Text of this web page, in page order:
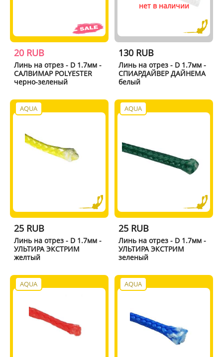
20 RUB
Линь на отрез - D 1.7мм -
САЛВИМАР POLYESTER
черно-зеленый
нет в наличии
130 RUB
Линь на отрез - D 1.7мм -
СПИАРДАЙВЕР ДАЙНЕМА
белый
AQUA
25 RUB
Линь на отрез - D 1.7мм -
УЛЬТИРА ЭКСТРИМ
желтый
AQUA
25 RUB
Линь на отрез - D 1.7мм -
УЛЬТИРА ЭКСТРИМ
зеленый
AQUA AQUA